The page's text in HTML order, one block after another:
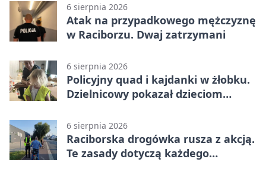
6 sierpnia 2026
Atak na przypadkowego mężczyznę
w Raciborzu. Dwaj zatrzymani
6 sierpnia 2026
Policyjny quad i kajdanki w żłobku.
Dzielnicowy pokazał dzieciom
6 sierpnia 2026
Raciborska drogówka rusza z akcją.
Te zasady dotyczą każdego